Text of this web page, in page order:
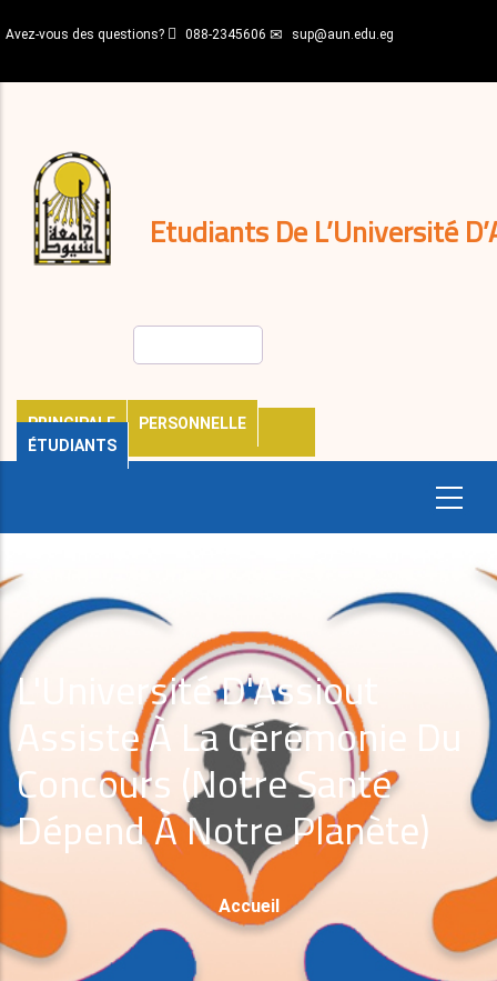
au
principal
Avez-vous des questions? 088-2345606 sup@aun.edu.eg
Etudiants De L’Université
PRINCIPALE
PERSONNELLE
ÉTUDIANTS
décisions
Expatriés
Journal
L'Université D'Assiout
Assiste À La Cérémonie Du
Concours (Notre Santé
Dépend À Notre Planète)
Fil
D'Ariane
Accueil